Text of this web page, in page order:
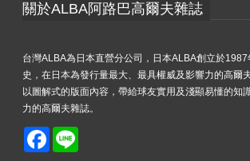
關於ALBA阿路巴高爾夫雜誌
台灣ALBA為日本直營分公司，日本ALBA創立於
史，在日本為發行量最大、最具權威及影響力的高爾
以圖解式的版面內容，帶給球友實用及淺顯易懂的知
力的高爾夫雜誌。
Facebook